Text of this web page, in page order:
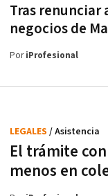
Tras renunciar
negocios de
PoriProfesional
El trámite
menos en
LEGALES / Asistencia